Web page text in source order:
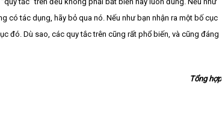
có tác dụng, hãy bỏ qua nó. Nếu như bạn nhận ra một bố cục
đó. Dù sao, các quy tắc trên cũng rất phổ biến, và cũng đáng
Tổng hợp